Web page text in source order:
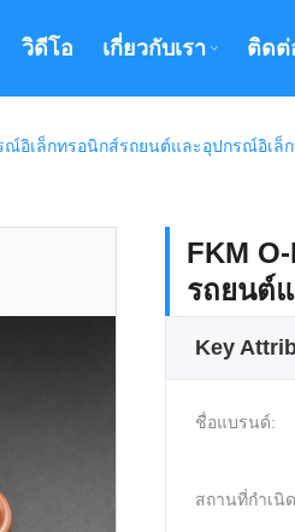
วิดีโอ เกี่ยวกับเรา ติดต่
ณ์อิเล็กทรอนิกส์รถยนต์และอุปกรณ์อิเล็
FKM
รถยนต์
Key
ชื่อแบรนด์:
สถานที่กำเนิ